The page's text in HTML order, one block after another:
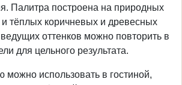
Палитра построена на природных
и тёплых коричневых и древесных
оттенков можно повторить в
для цельного результата.
можно использовать в гостиной,